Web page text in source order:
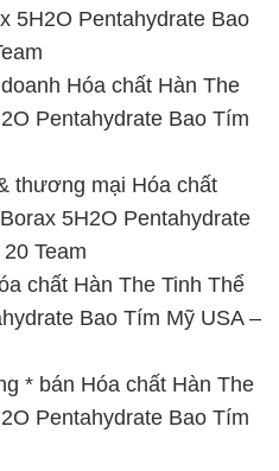
5H2O Pentahydrate Bao
Hóa chất Hàn The
Pentahydrate Bao Tím
thương mại Hóa chất
5H2O Pentahydrate
Team
chất Hàn The Tinh Thể
Bao Tím Mỹ USA –
* bán Hóa chất Hàn The
Pentahydrate Bao Tím